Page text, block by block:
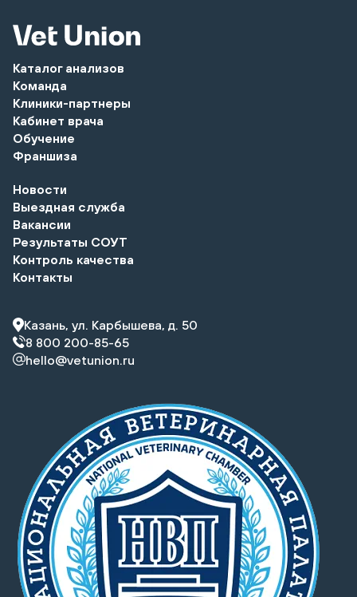
Каталог анализов
Команда
Клиники-партнеры
Кабинет врача
Обучение
Франшиза
Новости
Выездная служба
Вакансии
Результаты СОУТ
Контроль качества
Контакты
Казань, ул. Карбышева, д. 50
8 800 200-85-65
hello@vetunion.ru